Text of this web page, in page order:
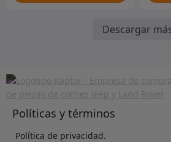
Descargar
Políticas y términos
Política de privacidad.